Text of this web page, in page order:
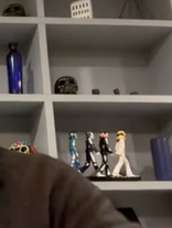
Tecnologías
INFORME
barreras